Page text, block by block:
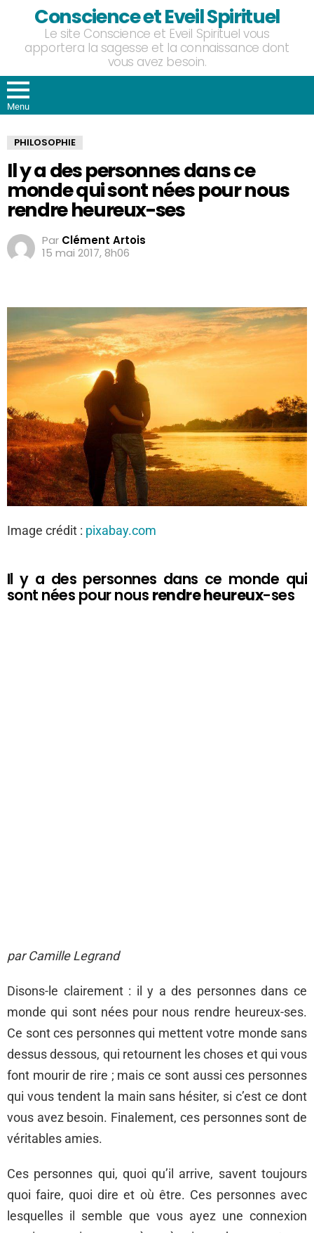
Conscience et Eveil Spirituel
Le site Conscience et Eveil Spirituel vous
apportera la sagesse et la connaissance dont
vous avez besoin.
Menu
PHILOSOPHIE
Il y a des personnes dans ce
monde qui sont nées pour nous
rendre heureux-ses
Par Clément Artois
15 mai 2017, 8h06
Image crédit : pixabay.com
Il y a des personnes dans ce monde qui
sont nées pour nous rendre heureux-ses
par Camille Legrand
Disons-le clairement : il y a des personnes dans ce
monde qui sont nées pour nous rendre heureux-ses.
Ce sont ces personnes qui mettent votre monde sans
dessus dessous, qui retournent les choses et qui vous
font mourir de rire ; mais ce sont aussi ces personnes
qui vous tendent la main sans hésiter, si c’est ce dont
vous avez besoin. Finalement, ces personnes sont de
véritables amies.
Ces personnes qui, quoi qu’il arrive, savent toujours
quoi faire, quoi dire et où être. Ces personnes avec
lesquelles il semble que vous ayez une connexion